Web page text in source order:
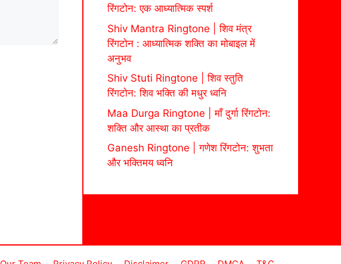
रिंगटोन: एक आध्यात्मिक स्पर्श
Shiv Mantra Ringtone | शिव मंत्र
रिंगटोन : आध्यात्मिक शक्ति का मोबाइल में
अनुभव
Shiv Stuti Ringtone | शिव स्तुति
रिंगटोन: शिव भक्ति की मधुर ध्वनि
Maa Durga Ringtone | माँ दुर्गा रिंगटोन:
शक्ति और आस्था का प्रतीक
Ganesh Ringtone | गणेश रिंगटोन: शुभता
और भक्तिमय ध्वनि